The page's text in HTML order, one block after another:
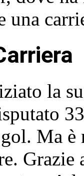
una
la
Ma è
Grazie